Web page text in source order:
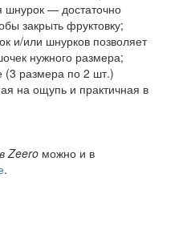
шнурок — достаточно
закрыть фруктовку;
и/или шнурков позволяет
нужного размера;
(3 размера по 2 шт.)
на ощупь и практичная в
Zeero можно и в
.